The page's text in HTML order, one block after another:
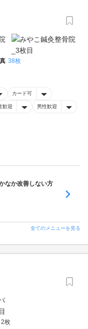
38枚
カード可
歓迎 男性歓迎
か改善しない方
全てのメニューを見る
2枚